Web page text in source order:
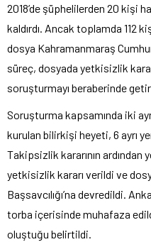
2018’de şüphelilerden 20 kişi
kaldırdı. Ancak toplamda 112
dosya Kahramanmaraş
süreç, dosyada yetkisizlik
soruşturmayı beraberinde
Soruşturma kapsamında iki
kurulan bilirkişi heyeti, 6 ayrı
Takipsizlik kararının ardından
yetkisizlik kararı verildi ve
Başsavcılığı’na devredildi.
torba içerisinde muhafaza
oluştuğu belirtildi.